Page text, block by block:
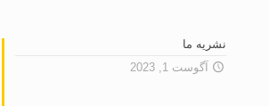
نشریه ما
آگوست 1, 2023